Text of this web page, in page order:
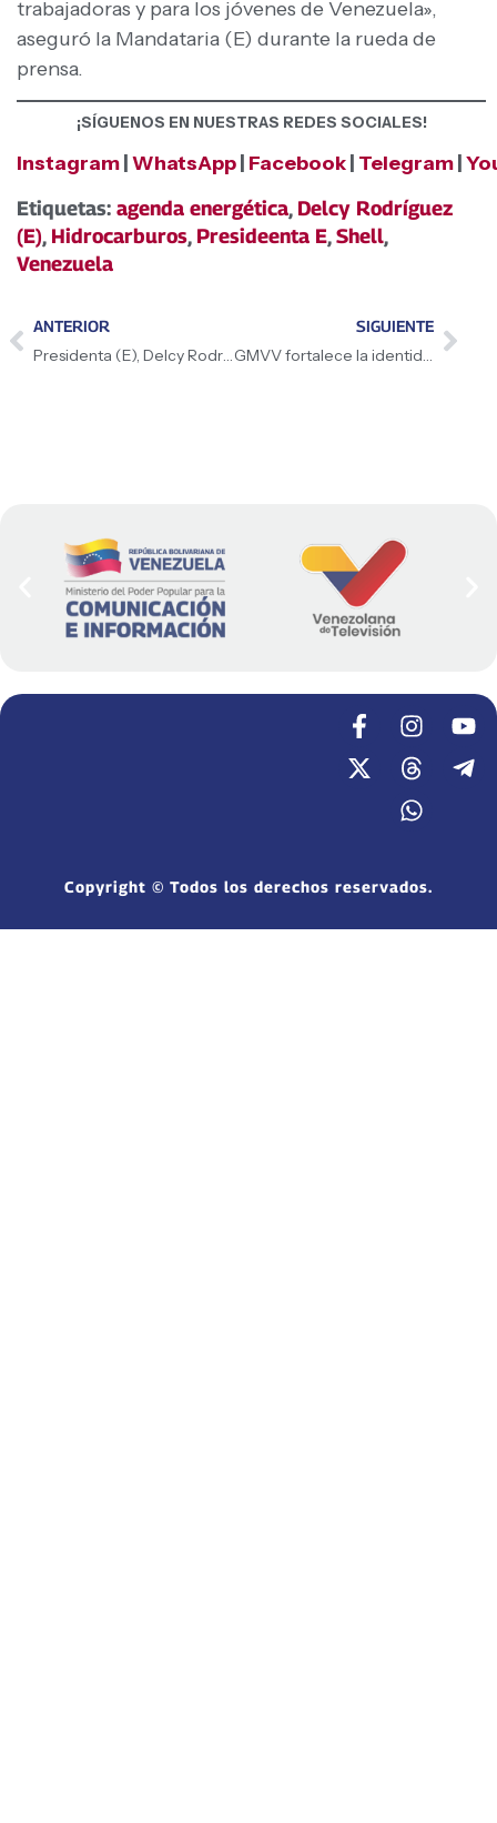
trabajadoras y para los jóvenes de Venezuela»,
aseguró la Mandataria (E) durante la rueda de
prensa.
¡SÍGUENOS EN NUESTRAS REDES SOCIALES!
Instagram|WhatsApp| Facebook| Telegram|
Etiquetas: agenda energética, Delcy Rodríguez
(E), Hidrocarburos, Presideenta E,Shell,
Venezuela
ANTERIOR
Presidenta (E), Delcy Rodríguez, manifestó sentirse feliz por tener a las empresas venezolanas vinculándose en la agenda energética y de minería a nivel internacional
SIGUIENTE
GMVV fortalece la identidad nacional con despliegue cultural en Caracas
Copyright © Todos los derechos reservados.